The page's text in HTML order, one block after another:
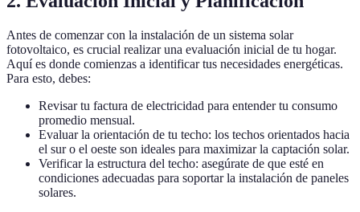
Antes de comenzar con la instalación de un sistema solar
fotovoltaico, es crucial realizar una evaluación inicial de tu hogar.
Aquí es donde comienzas a identificar tus necesidades energéticas.
Para esto, debes:
Revisar tu factura de electricidad para entender tu consumo
promedio mensual.
Evaluar la orientación de tu techo: los techos orientados hacia
el sur o el oeste son ideales para maximizar la captación solar.
Verificar la estructura del techo: asegúrate de que esté en
condiciones adecuadas para soportar la instalación de paneles
solares.